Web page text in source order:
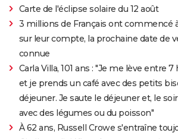
Carte de l'éclipse solaire du 12 août
3 millions de Français ont commencé
sur leur compte, la prochaine date de
connue
Carla Villa, 101 ans : "Je me lève entre
et je prends un café avec des petits
déjeuner. Je saute le déjeuner et, le
avec des légumes ou du poisson"
À 62 ans, Russell Crowe s'entraîne